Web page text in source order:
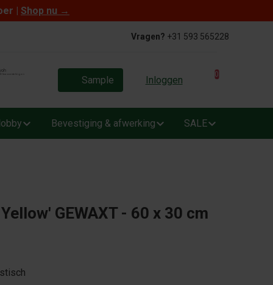
| Shop nu →
Vragen? +31 593 565228
Sample Inloggen 0
Bevestiging & afwerking SALE
GEWAXT - 60 x 30 cm